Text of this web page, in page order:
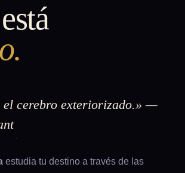
el cerebro exteriorizado.» —
estudia tu destino a través de las